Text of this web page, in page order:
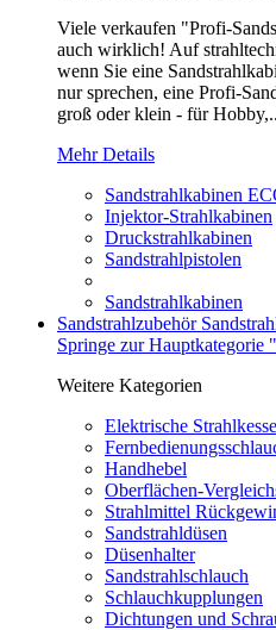
Viele verkaufen "Profi-
auch wirklich! Auf
wenn Sie eine
nur sprechen, eine Profi-
groß oder klein - für
Mehr Details
Sandstrahlkabinen
Injektor-Strahlkabinen
Druckstrahlkabinen
Sandstrahlpistolen
Sandstrahlkabinen
Sandstrahlzubehör
Springe zur Hauptkategorie
Weitere Kategorien
Elektrische
Handhebel
Oberflächen-
Strahlmittel
Sandstrahldüsen
Düsenhalter
Sandstrahlschlauch
Schlauchkupplungen
Dichtungen und